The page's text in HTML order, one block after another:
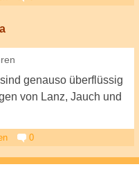
genauso überflüssig
von Lanz, Jauch und
0